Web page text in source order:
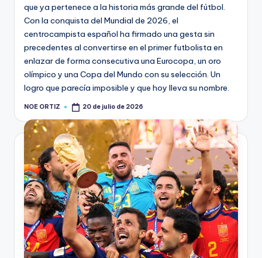
que ya pertenece a la historia más grande del fútbol.
Con la conquista del Mundial de 2026, el
centrocampista español ha firmado una gesta sin
precedentes al convertirse en el primer futbolista en
enlazar de forma consecutiva una Eurocopa, un oro
olímpico y una Copa del Mundo con su selección. Un
logro que parecía imposible y que hoy lleva su nombre.
NOE ORTIZ 20 de julio de 2026